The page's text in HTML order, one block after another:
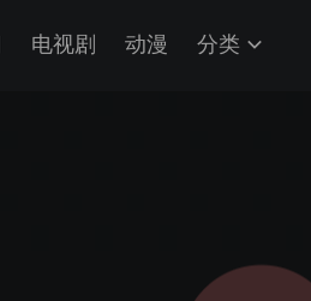
电视剧 动漫 分类